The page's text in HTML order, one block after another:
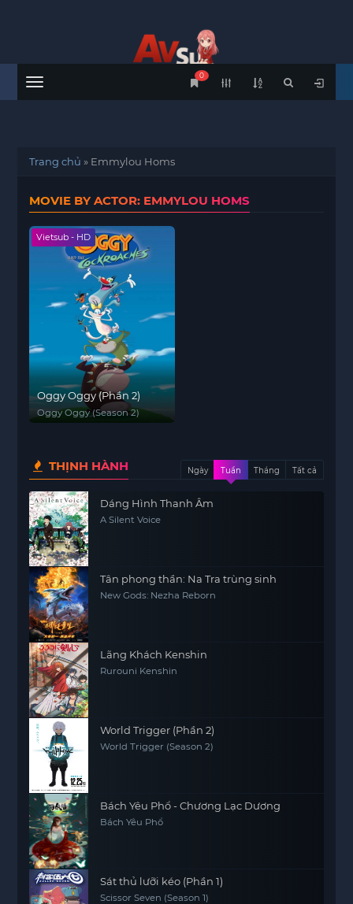
Menu
0
Trang chủ » Emmylou Homs
MOVIE BY ACTOR: EMMYLOU HOMS
Vietsub - HD
Oggy Oggy (Phần 2)
Oggy Oggy (Season 2)
THỊNH HÀNH Ngày Tuần Tháng Tất cả
Dáng Hình Thanh Âm
A Silent Voice
Tân phong thần: Na Tra trùng sinh
New Gods: Nezha Reborn
Lãng Khách Kenshin
Rurouni Kenshin
World Trigger (Phần 2)
World Trigger (Season 2)
Bách Yêu Phổ - Chương Lạc Dương
Bách Yêu Phổ
Sát thủ lưỡi kéo (Phần 1)
Scissor Seven (Season 1)